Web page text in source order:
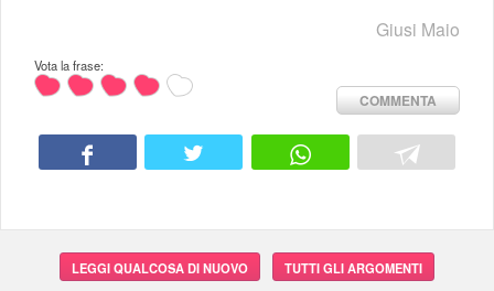
Giusi Maio
Vota la frase:
COMMENTA
LEGGI QUALCOSA DI NUOVO TUTTI GLI ARGOMENTI